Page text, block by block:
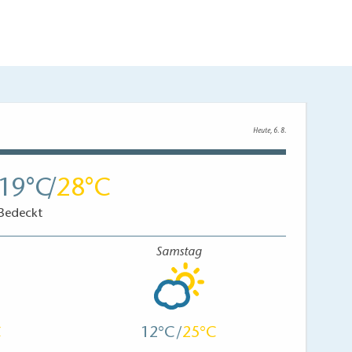
Heute, 6. 8.
19 28
Bedeckt
Samstag
12 25